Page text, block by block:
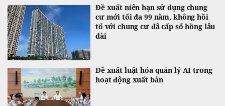
Đề xuất niên hạn sử dụng chung
cư mới tối đa 99 năm, không hồi
tố với chung cư đã cấp sổ hồng lâu
dài
Đề xuất luật hóa quản lý AI trong
hoạt động xuất bản